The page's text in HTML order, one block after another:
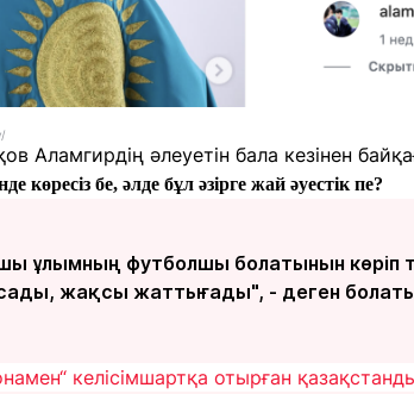
Аламгирдің әлеуетін бала кезінен
көресіз бе, әлде бұл әзірге жай әуестік пе?
ұлымның футболшы болатынын көріп
жақсы жаттығады", - деген
келісімшартқа отырған